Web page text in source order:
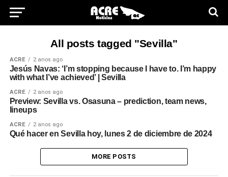
All posts tagged "Sevilla"
ACRE 2 anos ago
Jesús Navas: ‘I’m stopping because I have to. I’m happy
with what I’ve achieved’ | Sevilla
ACRE 2 anos ago
Preview: Sevilla vs. Osasuna – prediction, team news,
lineups
ACRE 2 anos ago
Qué hacer en Sevilla hoy, lunes 2 de diciembre de 2024
MORE POSTS